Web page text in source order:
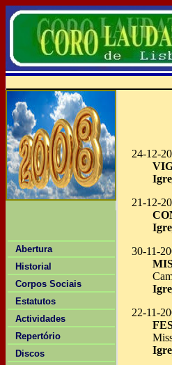
Abertura
Historial
Corpos Sociais
Estatutos
Actividades
Repertório
Discos
24-12-
21-12-
30-11-
22-11-